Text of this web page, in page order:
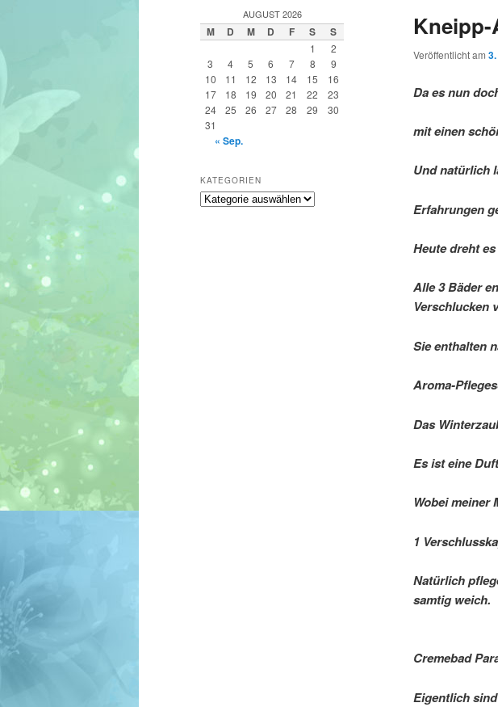
Veröffentlicht am
Da es nun
mit einen
Und natürlich
Erfahrungen
Heute dreht
Alle 3 Bäder
Verschlucken
Sie enthalten
Aroma-
Das
Es ist eine
Wobei meiner
1
Natürlich
samtig weich.
Cremebad
Eigentlich
e
n
AUGUST 2026
M D M D F S S
1
2
3
4 5 6 7 8
9
10
11 12 13 14 15
16
17
18 19 20 21 22
23
24
25 26 27 28 29
30
31
« Sep.
KATEGORIEN
Kategorien